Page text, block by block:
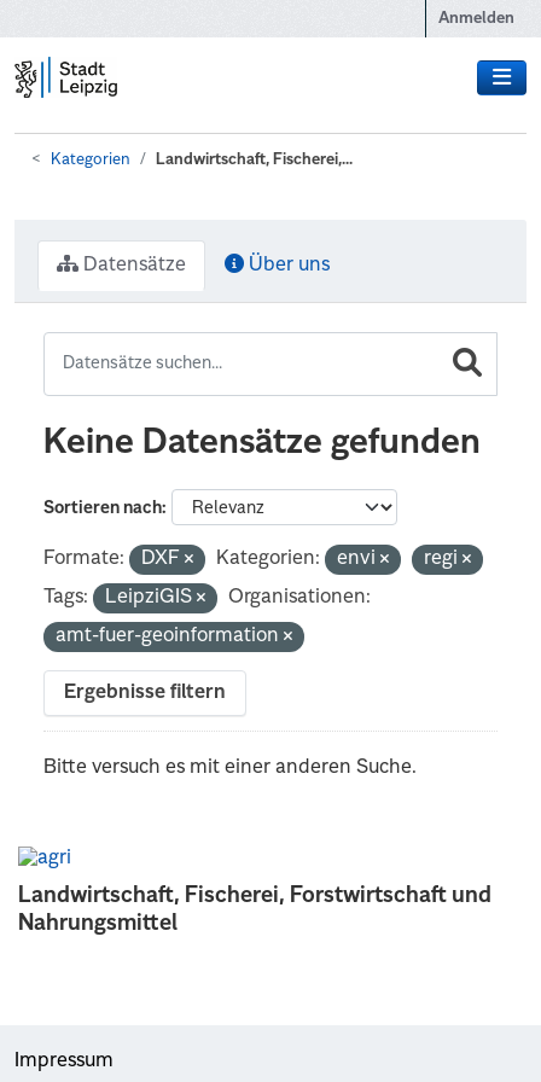
Anmelden
Kategorien Landwirtschaft, Fischerei,...
Landwirtschaft, Fischerei, Forstwirtschaft und
Nahrungsmittel
Datensätze Über uns
Keine Datensätze gefunden
Sortieren nach
Formate: DXF Kategorien: envi
regi
Tags:
LeipziGIS
Organisationen:
amt-fuer-geoinformation
Ergebnisse filtern
Bitte versuch es mit einer anderen Suche.
Impressum